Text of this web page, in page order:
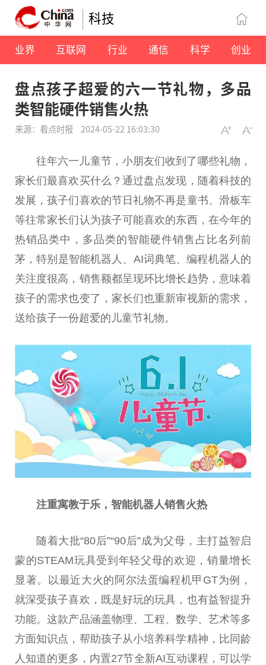
科技
业界 互联网 行业 通信 科学 创业
盘点孩子超爱的六一节礼物，多品
类智能硬件销售火热
来源：看点时报 2024-05-22 16:03:30
往年六一儿童节，小朋友们收到了哪些礼物，
家长们最喜欢买什么？通过盘点发现，随着科技的
发展，孩子们喜欢的节日礼物不再是童书、滑板车
等往常家长们认为孩子可能喜欢的东西，在今年的
热销品类中，多品类的智能硬件销售占比名列前
茅，特别是智能机器人、AI词典笔、编程机器人的
关注度很高，销售额都呈现环比增长趋势，意味着
孩子的需求也变了，家长们也重新审视新的需求，
送给孩子一份超爱的儿童节礼物。
注重寓教于乐，智能机器人销售火热
随着大批“80后”“90后”成为父母，主打益智启
蒙的STEAM玩具受到年轻父母的欢迎，销量增长
显著。以最近大火的阿尔法蛋编程机甲GT为例，
就深受孩子喜欢，既是好玩的玩具，也有益智提升
功能。这款产品涵盖物理、工程、数学、艺术等多
方面知识点，帮助孩子从小培养科学精神 ，比同龄
人知道的更多，内置27节全新AI互动课程，可以学